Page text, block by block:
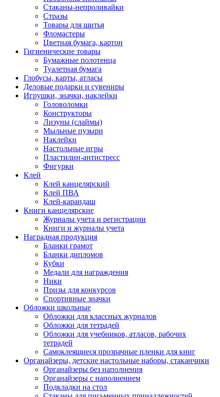
Стаканы-непроливайки
Стразы
Товары для шитья
Фломастеры
Цветная бумага, картон
Гигиенические товары
Бумажные полотенца
Туалетная бумага
Глобусы, карты, атласы
Деловые подарки и сувениры
Игрушки, значки, наклейки
Головоломки
Конструкторы
Лизуны (слаймы)
Мыльные пузыри
Наклейки
Настольные игры
Пластилин-антистресс
Фигурки
Клей
Клей канцелярский
Клей ПВА
Клей-карандаш
Книги канцелярские
Журналы учета и регистрации
Книги и журналы учета
Наградная продукция
Бланки грамот
Бланки дипломов
Кубки
Медали для награждения
Ники
Призы для конкурсов
Спортивные значки
Обложки школьные
Обложки для классных журналов
Обложки для тетрадей
Обложки для учебников, атласов, рабочих
тетрадей
Самоклеящиеся прозрачные пленки для книг
Органайзеры, детские настольные наборы, стаканчики
Органайзеры без наполнения
Органайзеры с наполнением
Подкладки на стол